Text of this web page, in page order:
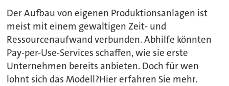
Der Aufbau von eigenen Produktionsanlagen ist
meist mit einem gewaltigen Zeit- und
Ressourcenaufwand verbunden. Abhilfe könnten
Pay-per-Use-Services schaffen, wie sie erste
Unternehmen bereits anbieten. Doch für wen
lohnt sich das Modell?Hier erfahren Sie mehr.